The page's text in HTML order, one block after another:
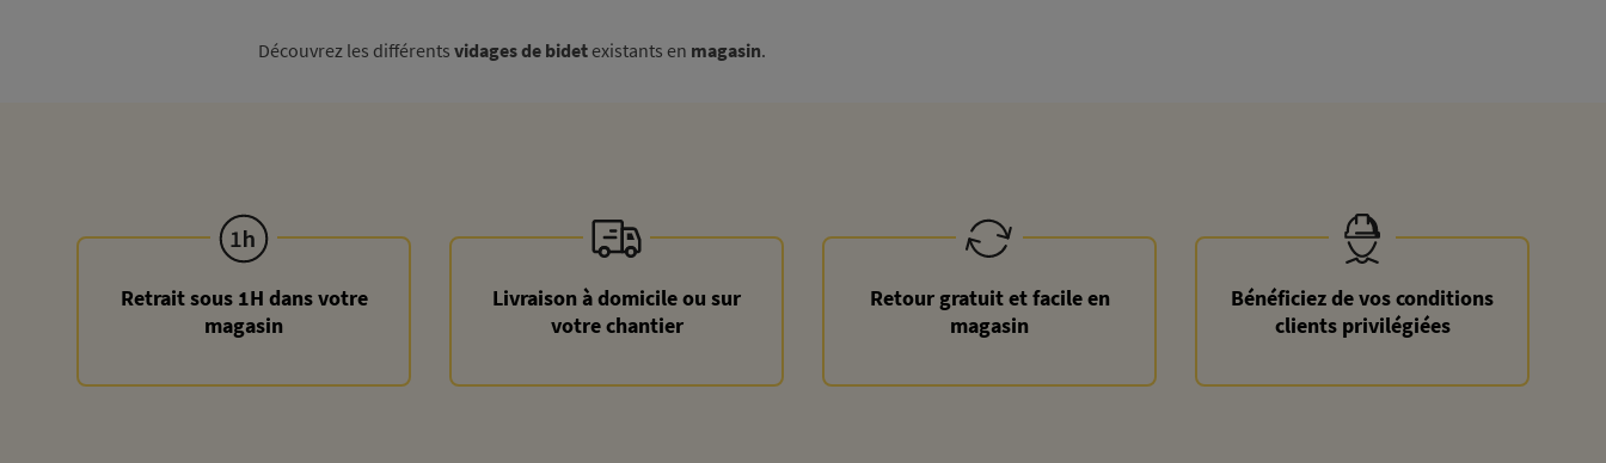
Découvrez les différents vidages de bidet existants en magasin.
Retrait sous 1H dans votre
magasin
Livraison à domicile ou sur
votre chantier
Retour gratuit et facile en
magasin
Bénéficiez de vos conditions
clients privilégiées